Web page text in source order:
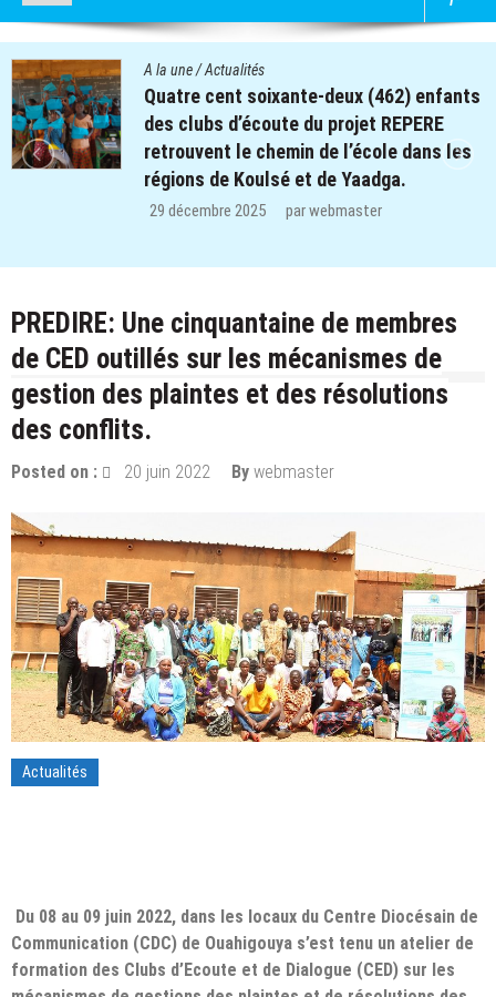
A la une/Actualités
Quatre cent soixante-deux (462) enfants
des clubs d’écoute du projet REPERE
retrouvent le chemin de l’école dans les
régions de Koulsé et de Yaadga.
29 décembre 2025 parwebmaster
PREDIRE: Une cinquantaine de membres
de CED outillés sur les mécanismes de
gestion des plaintes et des résolutions
des conflits.
Posted on : 20 juin 2022 By webmaster
Actualités
Du 08 au 09 juin 2022, dans les locaux du Centre Diocésain de
Communication (CDC) de Ouahigouya s’est tenu un atelier de
formation des Clubs d’Ecoute et de Dialogue (CED) sur les